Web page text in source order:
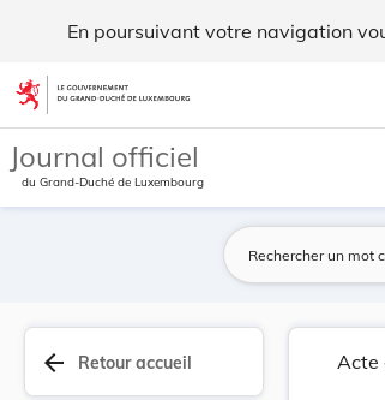
En poursuivant votre navigation
Aller au contenu
Journal officiel
du Grand-Duché de Luxembourg
arrow_back Retour accueil Acte